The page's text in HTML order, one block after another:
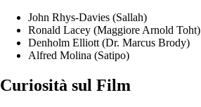
John Rhys-Davies (Sallah)
Ronald Lacey (Maggiore Arnold Toht)
Denholm Elliott (Dr. Marcus Brody)
Alfred Molina (Satipo)
Curiosità sul Film